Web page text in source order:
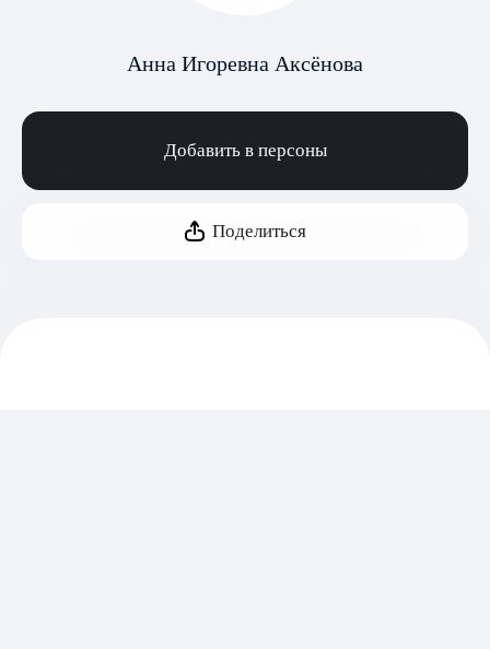
Анна Игоревна Аксёнова
Добавить в персоны
Поделиться